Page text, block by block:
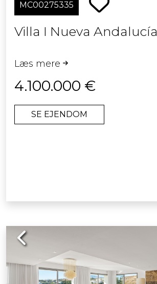
MC00275335
Villa I Nueva Andalucía
Læs mere
4.100.000 €
SE EJENDOM
Previous